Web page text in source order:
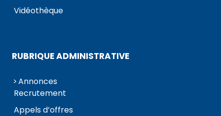
Vidéothèque
RUBRIQUE ADMINISTRATIVE
Annonces
Recrutement
Appels d’offres